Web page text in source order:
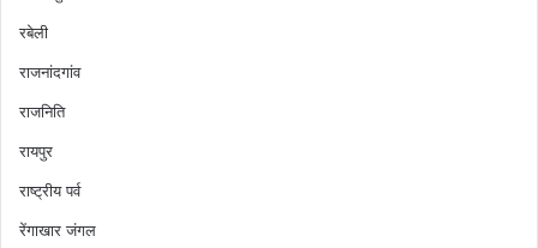
रबेली
राजनांदगांव
राजनिति
रायपुर
राष्ट्रीय पर्व
रेंगाखार जंगल